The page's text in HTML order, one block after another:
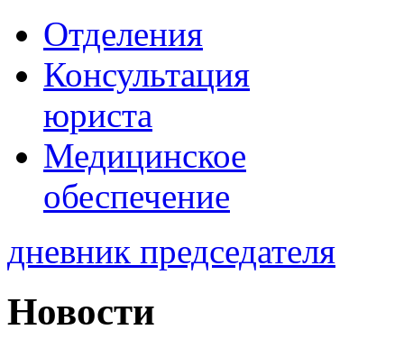
Отделения
Консультация
юриста
Медицинское
обеспечение
дневник председателя
Новости